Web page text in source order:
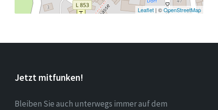
Leaflet | ©OpenStreetMap
Jetzt mitfunken!
Bleiben Sie auch unterwegs immer auf dem